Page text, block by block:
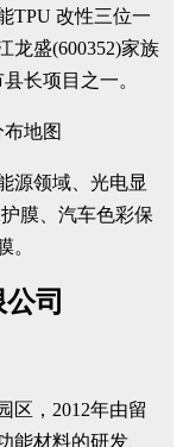
TPU 改性三位一
龙盛(600352)家族
长项目之一。
源领域、光电显
膜、汽车色彩保
。
司
区，2012年由留
能材料的研发、